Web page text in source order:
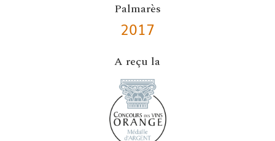
Palmarès
2017
A reçu la